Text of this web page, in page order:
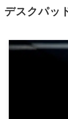
デスクパッ